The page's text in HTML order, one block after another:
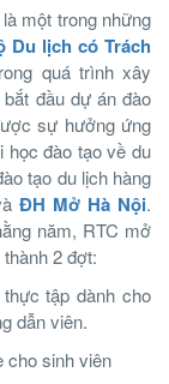
một trong những
Du lịch có Trách
quá trình xây
đầu dự án đào
sự hưởng ứng
đào tạo về du
tạo du lịch hàng
ĐH Mở Hà Nội.
năm, RTC mở
2 đợt:
tập dành cho
dẫn viên.
cho sinh viên